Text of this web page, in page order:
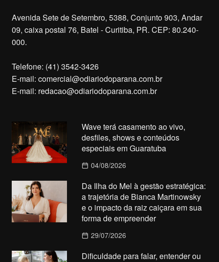
Avenida Sete de Setembro, 5388, Conjunto 903, Andar
09, caixa postal 76, Batel - Curitiba, PR. CEP: 80.240-
000.
Telefone: (41) 3542-3426
E-mail: comercial@odiariodoparana.com.br
E-mail: redacao@odiariodoparana.com.br
Wave terá casamento ao vivo,
desfiles, shows e conteúdos
especiais em Guaratuba
04/08/2026
Da Ilha do Mel à gestão estratégica:
a trajetória de Bianca Martinowsky
e o impacto da raiz caiçara em sua
forma de empreender
29/07/2026
Dificuldade para falar, entender ou